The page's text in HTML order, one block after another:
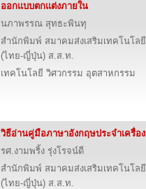
ออกแบบตกแต่งภายใน
นภาพรรณ สุทธะพินทุ
สำนักพิมพ์ สมาคมส่งเสริมเทคโนโลยี
(ไทย-ญี่ปุ่น) ส.ส.ท.
เทคโนโลยี วิศวกรรม อุตสาหกรรม
วิธีอ่านคู่มือภาษาอังกฤษประจำเครื่อง
รศ.งามพริ้ง รุ่งโรจน์ดี
สำนักพิมพ์ สมาคมส่งเสริมเทคโนโลยี
(ไทย-ญี่ปุ่น) ส.ส.ท.